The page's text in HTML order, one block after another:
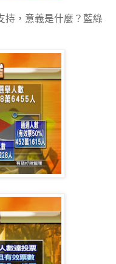
持，意義是什麼？藍綠